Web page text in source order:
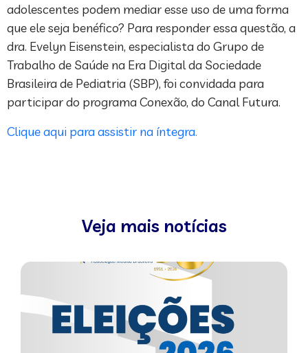
adolescentes podem mediar esse uso de uma forma
que ele seja benéfico? Para responder essa questão, a
dra. Evelyn Eisenstein, especialista do Grupo de
Trabalho de Saúde na Era Digital da Sociedade
Brasileira de Pediatria (SBP), foi convidada para
participar do programa Conexão, do Canal Futura.
Clique aqui para assistir na íntegra.
Veja mais notícias